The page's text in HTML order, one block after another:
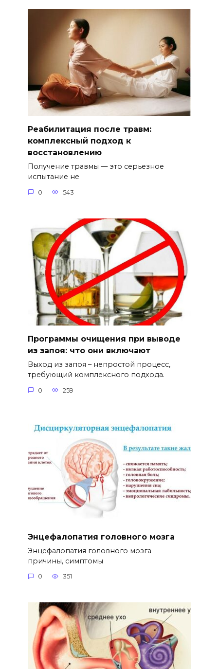
Реабилитация после травм:
комплексный подход к
восстановлению
Получение травмы — это серьезное
испытание не
0 543
Программы очищения при выводе
из запоя: что они включают
Выход из запоя – непростой процесс,
требующий комплексного подхода.
0 259
Энцефалопатия головного мозга
Энцефалопатия головного мозга —
причины, симптомы
0 351